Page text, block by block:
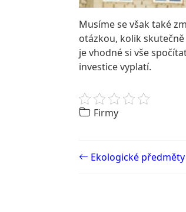
Musíme se však také
otázkou, kolik
je vhodné si vše
investice vyplatí.
Firmy
Post
Ekologické předměty